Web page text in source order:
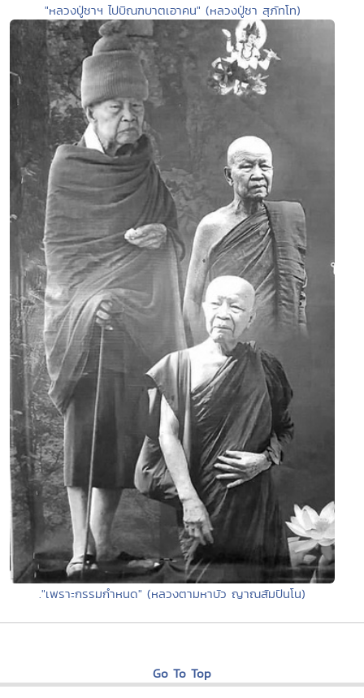
"หลวงปู่ชาฯ ไปบิณฑบาตเอาคน" (หลวงปู่ชา สุภัทโท)
."เพราะกรรมกำหนด" (หลวงตามหาบัว ญาณสัมปันโน)
Go To Top